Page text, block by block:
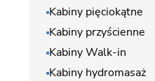
Kabiny pięciokątne
Kabiny przyścienne
Kabiny Walk-in
Kabiny hydromasaż